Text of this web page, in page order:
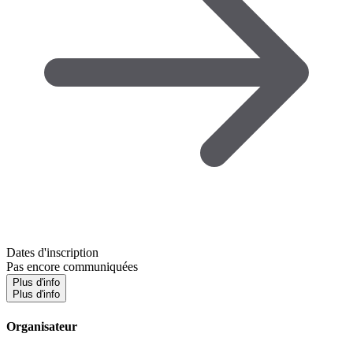
Dates d'inscription
Pas encore communiquées
Plus d'info
Plus d'info
Organisateur